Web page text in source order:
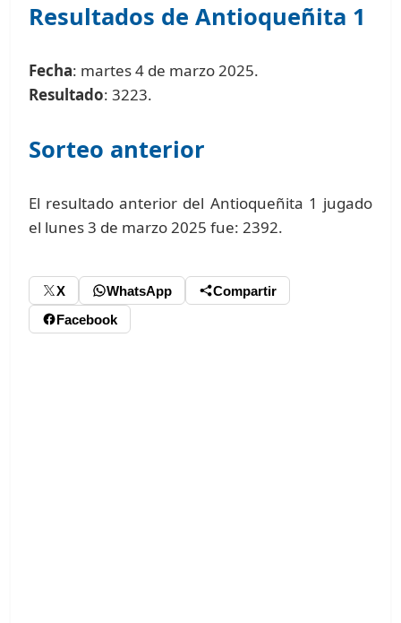
Resultados de Antioqueñita 1
Fecha: martes 4 de marzo 2025.
Resultado: 3223.
Sorteo anterior
El resultado anterior del Antioqueñita 1 jugado
el lunes 3 de marzo 2025 fue: 2392.
X WhatsApp
Compartir
Facebook